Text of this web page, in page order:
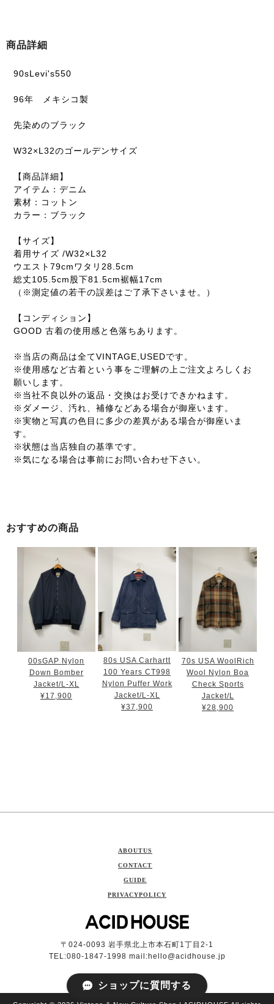
商品詳細
90sLevi's550
96年 メキシコ製
先染めのブラック
W32×L32のゴールデンサイズ
【商品詳細】
アイテム：デニム
素材：コットン
カラー：ブラック
【サイズ】
着用サイズ /W32×L32
ウエスト79cmワタリ28.5cm
総丈105.5cm股下81.5cm裾幅17cm
（※測定値の若干の誤差はご了承下さいませ。）
【コンディション】
GOOD 古着の使用感と色落ちあります。
※当店の商品は全てVINTAGE,USEDです。
※使用感など古着という事をご理解の上ご注文よろしくお
願いします。
※当社不良以外の返品・交換はお受けできかねます。
※ダメージ、汚れ、補修などある場合が御座います。
※実物と写真の色目に多少の差異がある場合が御座いま
す。
※状態は当店独自の基準です。
※気になる場合は事前にお問い合わせ下さい。
おすすめの商品
00sGAP Nylon
Down Bomber
Jacket/L-XL
¥17,900
80s USA Carhartt
100 Years CT998
Nylon Puffer Work
Jacket/L-XL
¥37,900
70s USA WoolRich
Wool Nylon Boa
Check Sports
Jacket/L
¥28,900
ABOUTUS
CONTACT
GUIDE
PRIVACYPOLICY
〒024-0093 岩手県北上市本石町1丁目2-1
TEL:080-1847-1998 mail: hello@acidhouse.jp
ショップに質問する